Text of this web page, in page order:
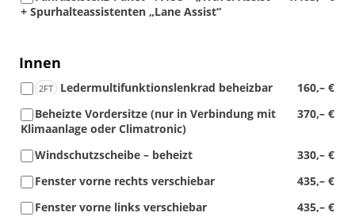
+ Spurhalteassistenten „Lane Assist“
Innen
2FT 160,– €
Ledermultifunktionslenkrad beheizbar
370,– €
Beheizte Vordersitze (nur in Verbindung mit
Klimaanlage oder Climatronic)
330,– €
Windschutzscheibe – beheizt
435,– €
Fenster vorne rechts verschiebar
435,– €
Fenster vorne links verschiebar